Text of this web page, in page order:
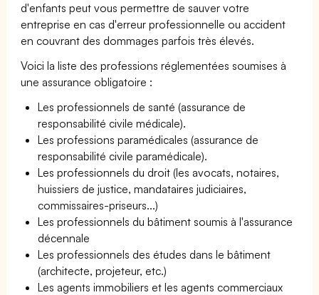
d'enfants peut vous permettre de sauver votre
entreprise en cas d'erreur professionnelle ou accident
en couvrant des dommages parfois très élevés.
Voici la liste des professions réglementées soumises à
une assurance obligatoire :
Les professionnels de santé (assurance de
responsabilité civile médicale).
Les professions paramédicales (assurance de
responsabilité civile paramédicale).
Les professionnels du droit (les avocats, notaires,
huissiers de justice, mandataires judiciaires,
commissaires-priseurs...)
Les professionnels du bâtiment soumis à l'assurance
décennale
Les professionnels des études dans le bâtiment
(architecte, projeteur, etc.)
Les agents immobiliers et les agents commerciaux